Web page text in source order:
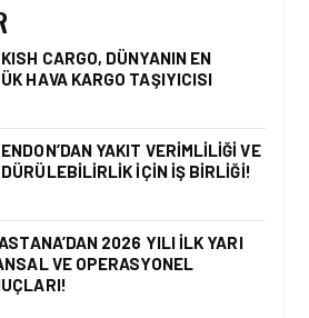
‘LÜK BÜYÜMENIN TEMEL
SEBEPLERI NELERDIR?
KARGO • 26 TEM 2026
HONG KONG VE ÇIN’DEN
CARGO, DÜNYANIN EN
HAVA KARGO TAŞIYICISI
YAKIT VERIMLILIĞI VE
IÇIN İŞ BIRLIĞI!
2026 YILI İLK YARI
VE OPERASYONEL